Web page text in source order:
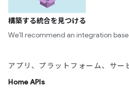
構築する統合を見つける
We’ll recommend an integration
アプリ、プラットフォーム、サー
Home APIs